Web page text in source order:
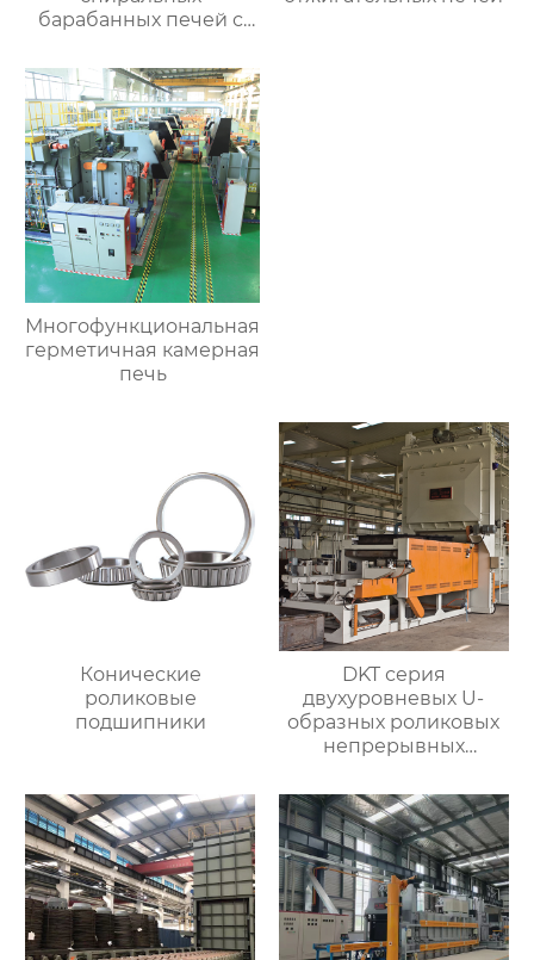
барабанных печей с
атмосферой для
термической
обработки
Многофункциональная
герметичная камерная
печь
Конические
роликовые
подшипники
DKT серия
двухуровневых U-
образных роликовых
непрерывных